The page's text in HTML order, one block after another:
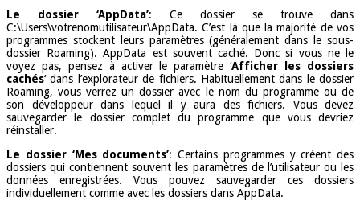
Le dossier ‘AppData’: Ce dossier se trouve dans
C:\Users\votrenomutilisateur\AppData. C’est là que la majorité de vos
programmes stockent leurs paramètres (généralement dans le sous-
dossier Roaming). AppData est souvent caché. Donc si vous ne le
voyez pas, pensez à activer le paramètre ‘Afficher les dossiers
cachés‘ dans l’explorateur de fichiers. Habituellement dans le dossier
Roaming, vous verrez un dossier avec le nom du programme ou de
son développeur dans lequel il y aura des fichiers. Vous devez
sauvegarder le dossier complet du programme que vous devriez
réinstaller.
Le dossier ‘Mes documents’: Certains programmes y créent des
dossiers qui contiennent souvent les paramètres de l’utilisateur ou les
données enregistrées. Vous pouvez sauvegarder ces dossiers
individuellement comme avec les dossiers dans AppData.